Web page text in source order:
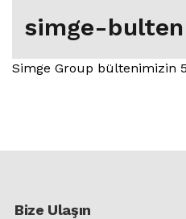
simge-
Simge Group bültenimizin 5.
Bize Ulaşın